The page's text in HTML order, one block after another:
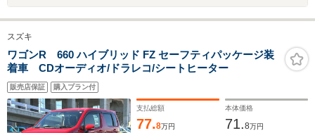
スズキ
ワゴンR 660 ハイブリッド FZ セーフティパッケージ装
着車 CDオーディオ/ドラレコ/シートヒーター
販売店保証 購入プラン付
支払総額
77.8万円
本体価格
71.8万円